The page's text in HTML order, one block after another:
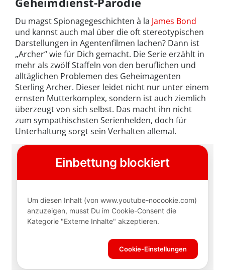
Du magst Spionagegeschichten à la James Bond
und kannst auch mal über die oft stereotypischen
Darstellungen in Agentenfilmen lachen? Dann ist
„Archer“ wie für Dich gemacht. Die Serie erzählt in
mehr als zwölf Staffeln von den beruflichen und
alltäglichen Problemen des Geheimagenten
Sterling Archer. Dieser leidet nicht nur unter einem
ernsten Mutterkomplex, sondern ist auch ziemlich
überzeugt von sich selbst. Das macht ihn nicht
zum sympathischsten Serienhelden, doch für
Unterhaltung sorgt sein Verhalten allemal.